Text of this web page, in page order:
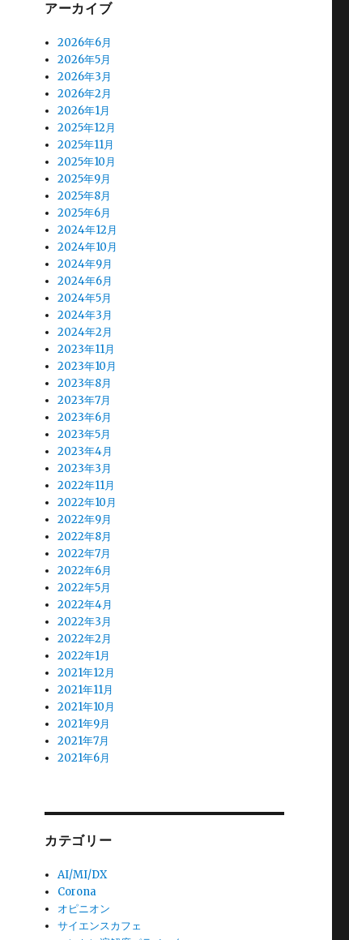
アーカイブ
2026年6月
2026年5月
2026年3月
2026年2月
2026年1月
2025年12月
2025年11月
2025年10月
2025年9月
2025年8月
2025年6月
2024年12月
2024年10月
2024年9月
2024年6月
2024年5月
2024年3月
2024年2月
2023年11月
2023年10月
2023年8月
2023年7月
2023年6月
2023年5月
2023年4月
2023年3月
2022年11月
2022年10月
2022年9月
2022年8月
2022年7月
2022年6月
2022年5月
2022年4月
2022年3月
2022年2月
2022年1月
2021年12月
2021年11月
2021年10月
2021年9月
2021年7月
2021年6月
カテゴリー
AI/MI/DX
Corona
オピニオン
サイエンスカフェ